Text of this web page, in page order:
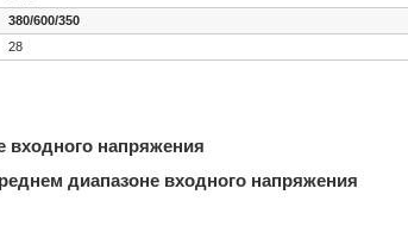
380/600/350
28
напряжения
диапазоне входного напряжения